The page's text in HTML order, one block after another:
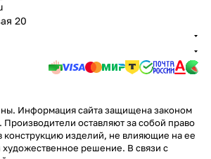
20
Информация сайта защищена законом
Производители оставляют за собой право
конструкцию изделий, не влияющие на ее
художественное решение. В связи с